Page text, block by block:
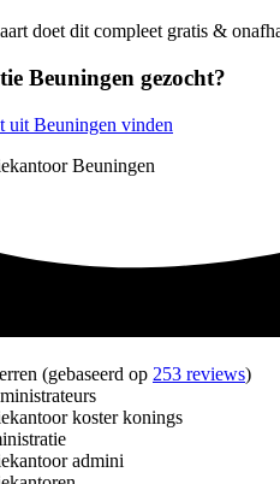
doet dit compleet gratis &
Beuningen gezocht?
uit Beuningen vinden
(gebaseerd op 253 reviews)